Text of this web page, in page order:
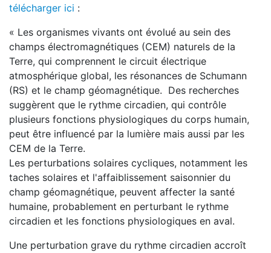
télécharger ici :
« Les organismes vivants ont évolué au sein des
champs électromagnétiques (CEM) naturels de la
Terre, qui comprennent le circuit électrique
atmosphérique global, les résonances de Schumann
(RS) et le champ géomagnétique. Des recherches
suggèrent que le rythme circadien, qui contrôle
plusieurs fonctions physiologiques du corps humain,
peut être influencé par la lumière mais aussi par les
CEM de la Terre.
Les perturbations solaires cycliques, notamment les
taches solaires et l'affaiblissement saisonnier du
champ géomagnétique, peuvent affecter la santé
humaine, probablement en perturbant le rythme
circadien et les fonctions physiologiques en aval.
Une perturbation grave du rythme circadien accroît